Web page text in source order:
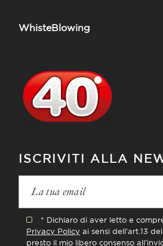
WhisteBlowing
ISCRIVITI ALLA
* Dichiaro di aver letto e
Privacy Policy ai sensi dell'art.13
presto il mio libero consenso